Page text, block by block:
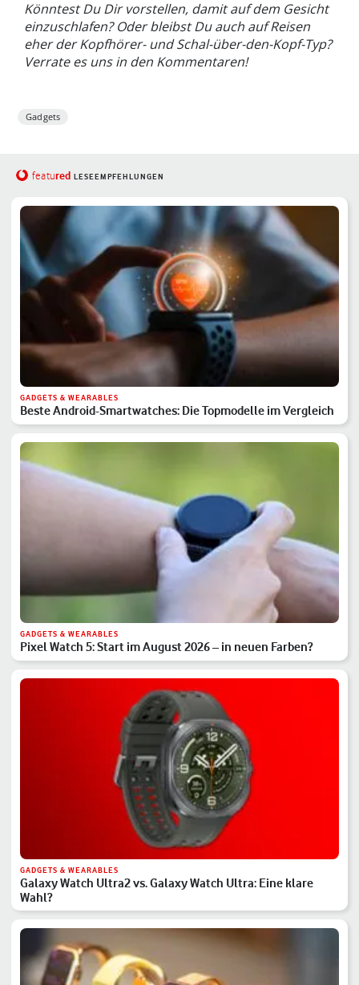
Könntest Du Dir vorstellen, damit auf dem Gesicht
einzuschlafen? Oder bleibst Du auch auf Reisen
eher der Kopfhörer- und Schal-über-den-Kopf-Typ?
Verrate es uns in den Kommentaren!
Gadgets
featured LESEEMPFEHLUNGEN
GADGETS & WEARABLES
Beste Android-Smartwatches: Die Topmodelle im Vergleich
GADGETS & WEARABLES
Pixel Watch 5: Start im August 2026 – in neuen Farben?
GADGETS & WEARABLES
Galaxy Watch Ultra2 vs. Galaxy Watch Ultra: Eine klare
Wahl?